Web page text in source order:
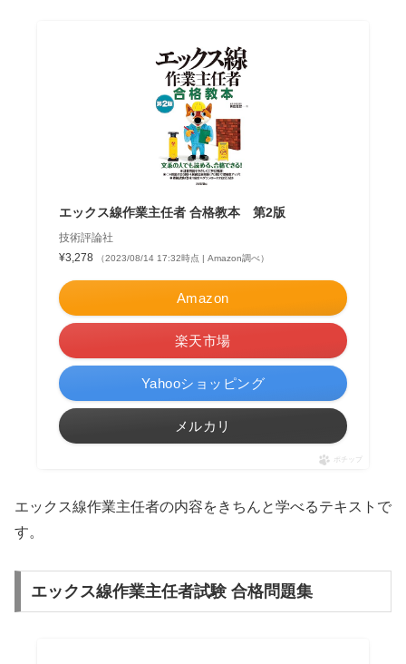
エックス線作業主任者 合格教本 第2版
技術評論社
¥3,278
（2023/08/14 17:32時点 | Amazon調べ）
Amazon
楽天市場
Yahooショッピング
メルカリ
ポチップ
エックス線作業主任者の内容をきちんと学べるテキストで
す。
エックス線作業主任者試験 合格問題集